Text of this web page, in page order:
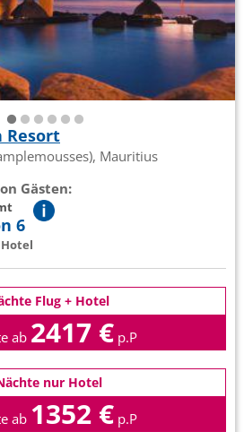
Resort
Mauritius
Gästen:
6
Flug + Hotel
ab 2417 € p.P
nur Hotel
ab 1352 € p.P